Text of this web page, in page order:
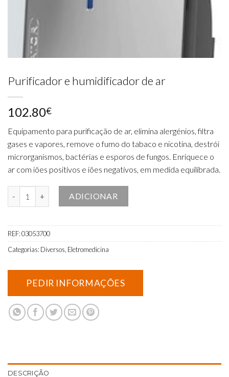
Purificador e humidificador de ar
102.80€
Equipamento para purificação de ar, elimina alergénios, filtra
gases e vapores, remove o fumo do tabaco e nicotina, destrói
microrganismos, bactérias e esporos de fungos. Enriquece o
ar com iões positivos e iões negativos, em medida equilibrada.
Quantidade de Purificador e humidificador de ar
ADICIONAR
REF:03053700
Categorias: Diversos, Eletromedicina
DESCRIÇÃO